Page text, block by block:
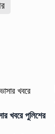
খবরে পুলিশের